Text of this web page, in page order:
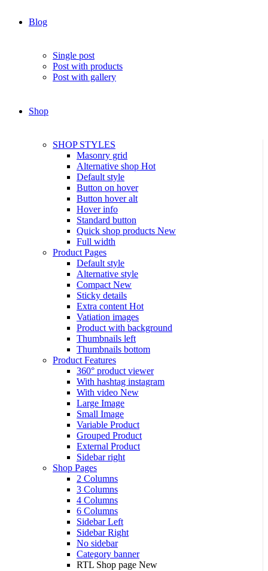
Blog
Single post
Post with products
Post with gallery
Shop
SHOP STYLES
Masonry grid
Alternative shop Hot
Default style
Button on hover
Button hover alt
Hover info
Standard button
Quick shop products New
Full width
Product Pages
Default style
Alternative style
Compact New
Sticky details
Extra content Hot
Vatiation images
Product with background
Thumbnails left
Thumbnails bottom
Product Features
360° product viewer
With hashtag instagram
With video New
Large Image
Small Image
Variable Product
Grouped Product
External Product
Sidebar right
Shop Pages
2 Columns
3 Columns
4 Columns
6 Columns
Sidebar Left
Sidebar Right
No sidebar
Category banner
RTL Shop page New